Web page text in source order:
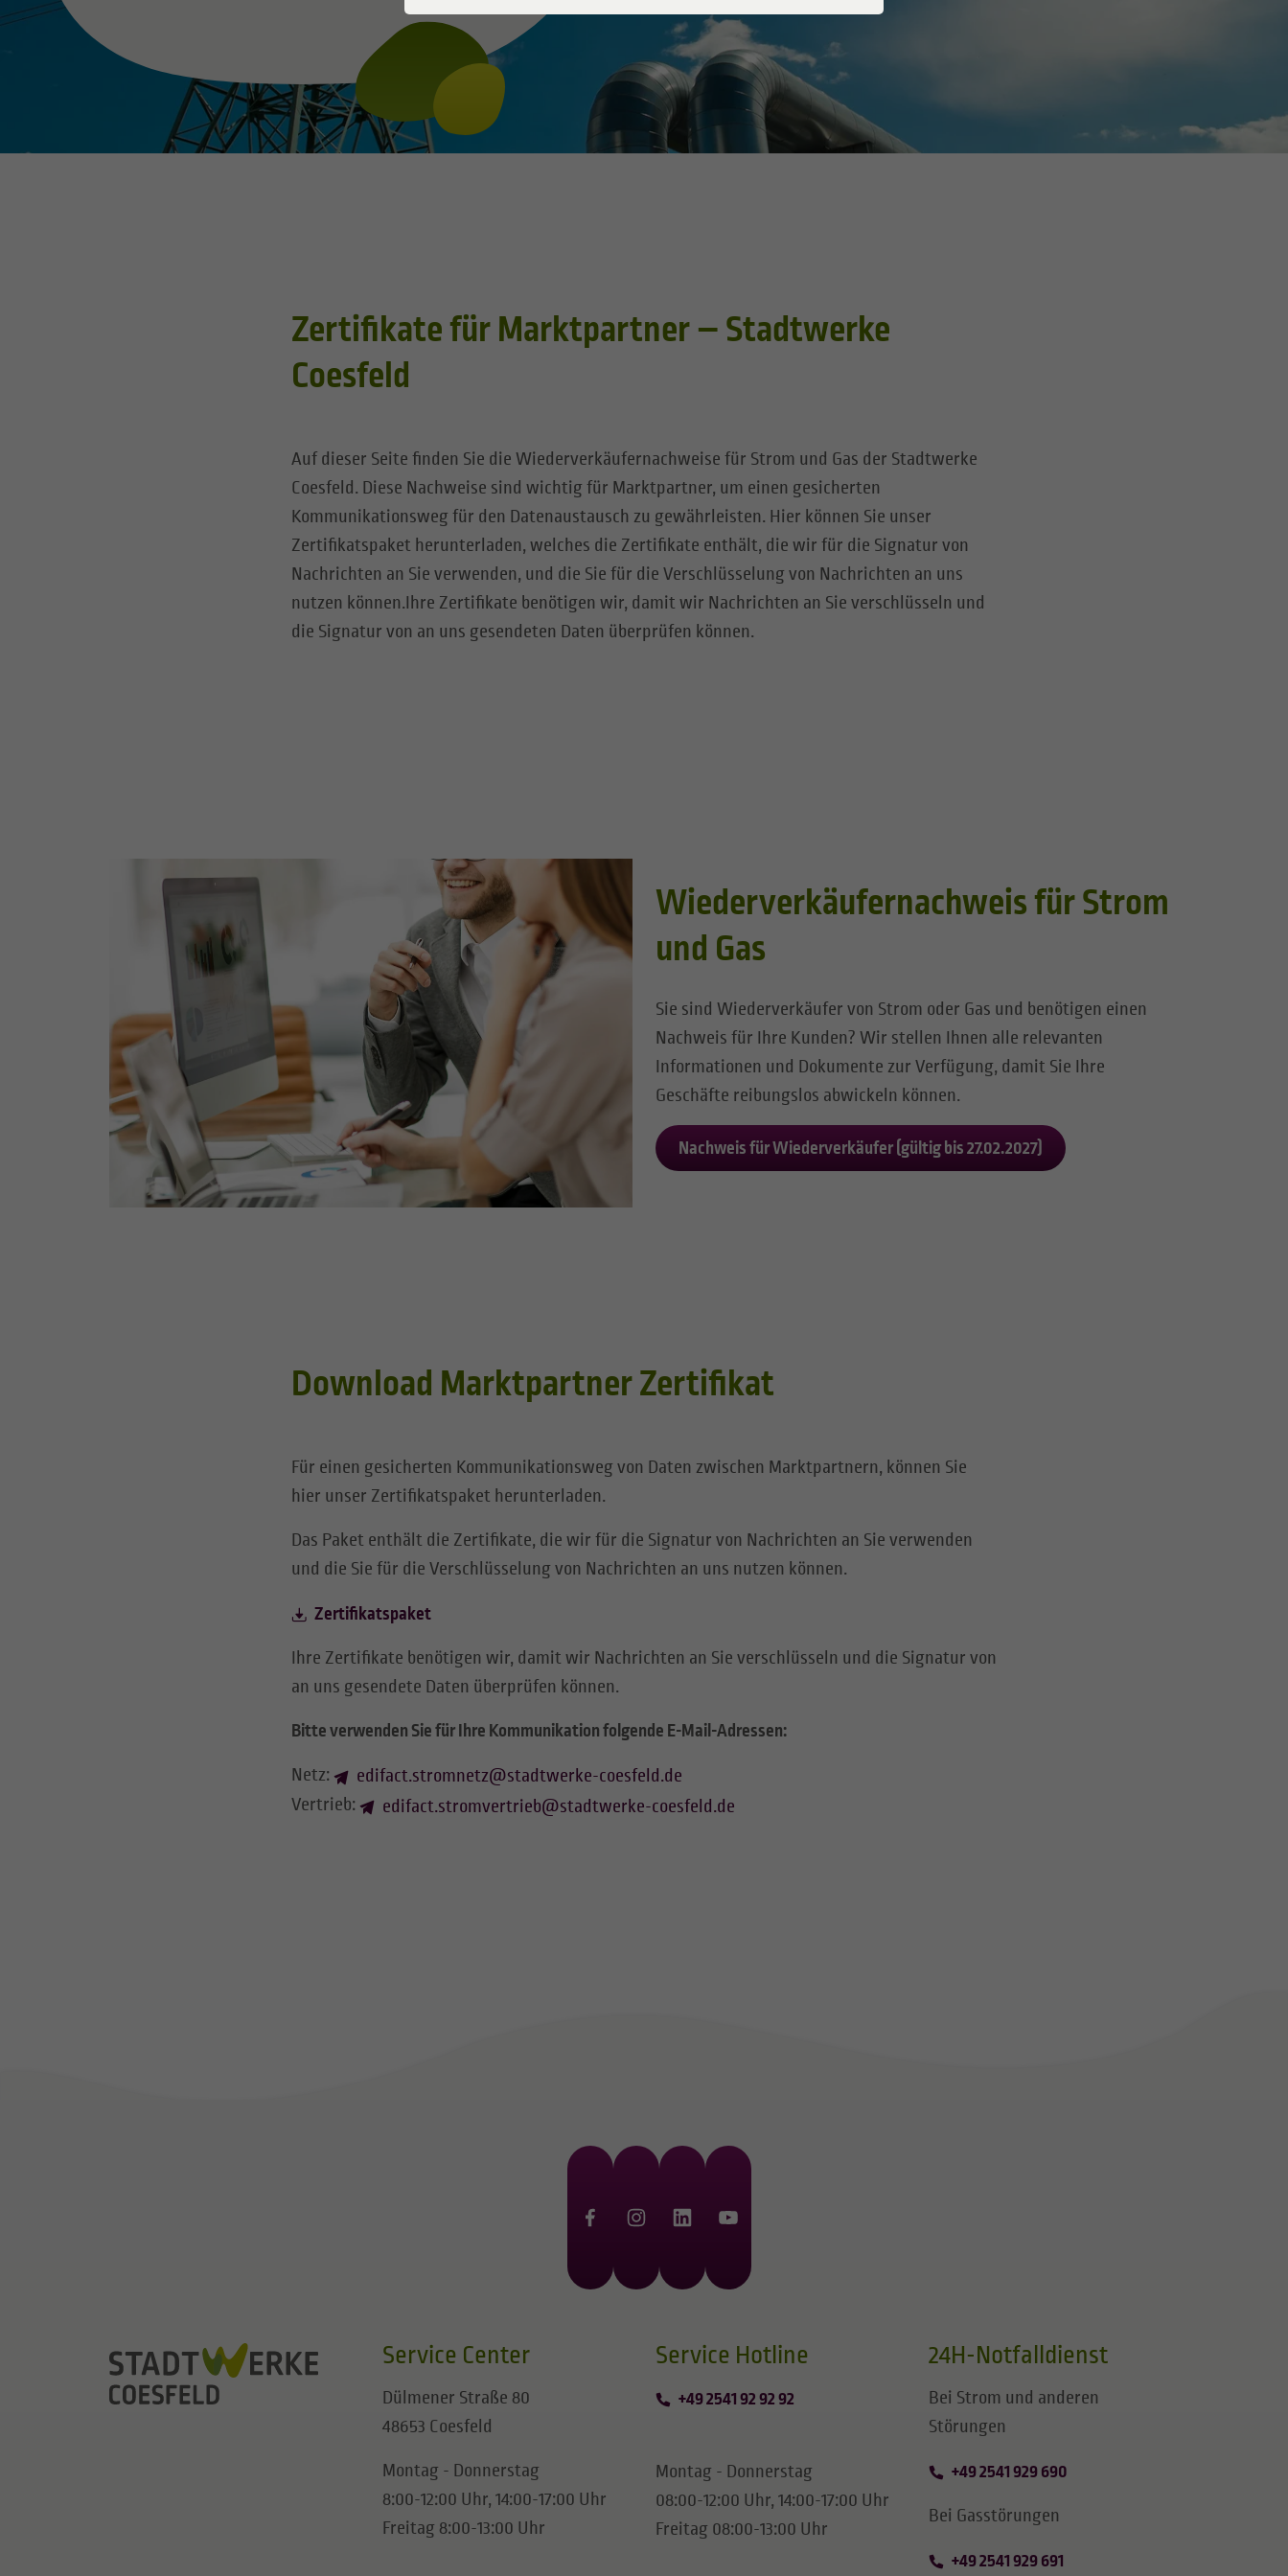
Redispatch
Grundversorger Strom
Messkonzepte
Grundversorger Gas
Versorgungssicherheit
Zertifikate für Marktpartner – Stadtwerke
Coesfeld
Auf dieser Seite finden Sie die Wiederverkäufernachweise für Strom und Gas der Stadtwerke
Coesfeld. Diese Nachweise sind wichtig für Marktpartner, um einen gesicherten
Kommunikationsweg für den Datenaustausch zu gewährleisten. Hier können Sie unser
Zertifikatspaket herunterladen, welches die Zertifikate enthält, die wir für die Signatur von
Nachrichten an Sie verwenden, und die Sie für die Verschlüsselung von Nachrichten an uns
nutzen können. Ihre Zertifikate benötigen wir, damit wir Nachrichten an Sie verschlüsseln und
die Signatur von an uns gesendeten Daten überprüfen können.
Wiederverkäufernachweis für Strom
und Gas
Sie sind Wiederverkäufer von Strom oder Gas und benötigen einen
Nachweis für Ihre Kunden? Wir stellen Ihnen alle relevanten
Informationen und Dokumente zur Verfügung, damit Sie Ihre
Geschäfte reibungslos abwickeln können.
Nachweis für Wiederverkäufer (gültig bis 27.02.2027)
Download Marktpartner Zertifikat
Für einen gesicherten Kommunikationsweg von Daten zwischen Marktpartnern, können Sie
hier unser Zertifikatspaket herunterladen.
Das Paket enthält die Zertifikate, die wir für die Signatur von Nachrichten an Sie verwenden
und die Sie für die Verschlüsselung von Nachrichten an uns nutzen können.
Zertifikatspaket
Ihre Zertifikate benötigen wir, damit wir Nachrichten an Sie verschlüsseln und die Signatur von
an uns gesendete Daten überprüfen können.
Bitte verwenden Sie für Ihre Kommunikation folgende E-Mail-Adressen:
Netz: edifact.stromnetz@stadtwerke-coesfeld.de
Vertrieb:
edifact.stromvertrieb@stadtwerke-coesfeld.de
Service Center
Dülmener Straße 80
48653 Coesfeld
Montag - Donnerstag
8:00-12:00 Uhr, 14:00-17:00 Uhr
Freitag 8:00-13:00 Uhr
​​​​​​​Service Hotline
+49 2541 92 92 92
Montag - Donnerstag
08:00-12:00 Uhr, 14:00-17:00 Uhr
Freitag 08:00-13:00 Uhr
24H-Notfalldienst
Bei Strom und anderen
Störungen
+49 2541 929 690
Bei Gasstörungen
+49 2541 929 691